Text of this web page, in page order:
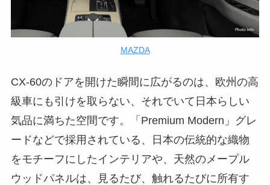
MAZDA
CX-60のドアを開けた瞬間に広がるのは、欧州の高
級車にも引けを取らない、それでいて日本らしい
気品に満ちた空間です。「Premium Modern」グレ
ードなどで採用されている、日本の伝統的な織物
をモチーフにしたインテリアや、天然のメープル
ウッドパネルは、見るたび、触れるたびに所有す